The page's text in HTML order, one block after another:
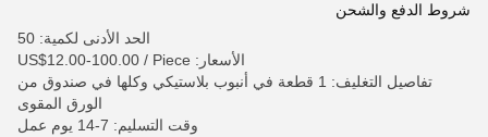
شروط الدفع والشحن
الحد الأدنى لكمية: 50
الأسعار: US$12.00-100.00 / Piece
تفاصيل التغليف: 1 قطعة في أنبوب بلاستيكي وكلها في صندوق من
الورق المقوى
وقت التسليم: 7-14 يوم عمل